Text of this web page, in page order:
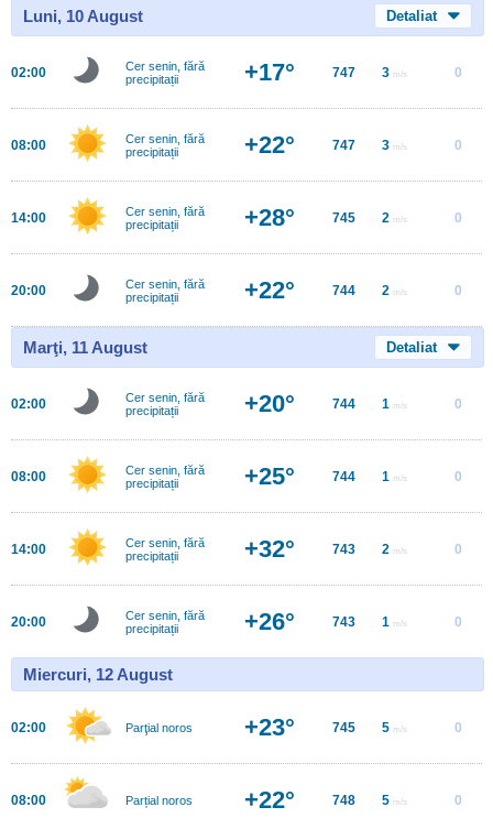
Luni, 10 August Detaliat
02:00
Cer senin, fără
precipitații
+17° 747 3 m/s 0
08:00
Cer senin, fără
precipitații
+22° 747 3 m/s 0
14:00
Cer senin, fără
precipitații
+28° 745 2 m/s 0
20:00
Cer senin, fără
precipitații
+22° 744 2 m/s 0
Marţi, 11 August Detaliat
02:00
Cer senin, fără
precipitații
+20° 744 1 m/s 0
08:00
Cer senin, fără
precipitații
+25° 744 1 m/s 0
14:00
Cer senin, fără
precipitații
+32° 743 2 m/s 0
20:00
Cer senin, fără
precipitații
+26° 743 1 m/s 0
Miercuri, 12 August
02:00 Parţial noros +23° 745 5 m/s 0
08:00 Parțial noros +22° 748 5 m/s 0